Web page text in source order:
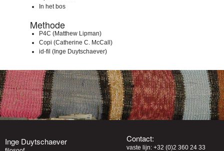
In het bos
Methode
P4C (Matthew Lipman)
Copi (Catherine C. McCall)
id-fil (Inge Duytschaever)
Inge Duytschaever Contact:
vaste lijn: +32 (0)2 360 24 33